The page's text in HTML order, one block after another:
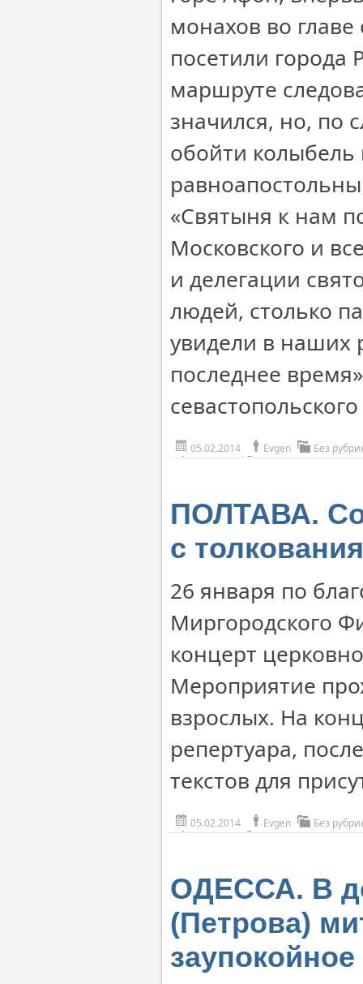
монахов во
посетили города
маршруте
значился, но, по
обойти колыбель
«Святыня к нам
Московского и
и делегации
людей, столько
увидели в наших
последнее
05.02.2014 Evgen Без
ПОЛТАВА.
с
26 января по
Миргородского
концерт
Мероприятие
взрослых. На
репертуара,
текстов для
05.02.2014 Evgen Без
ОДЕССА. В
(Петрова)